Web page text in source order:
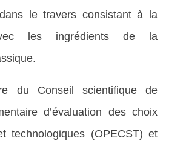
le travers consistant à la
les ingrédients de la
du Conseil scientifique de
d’évaluation des choix
technologiques (OPECST) et